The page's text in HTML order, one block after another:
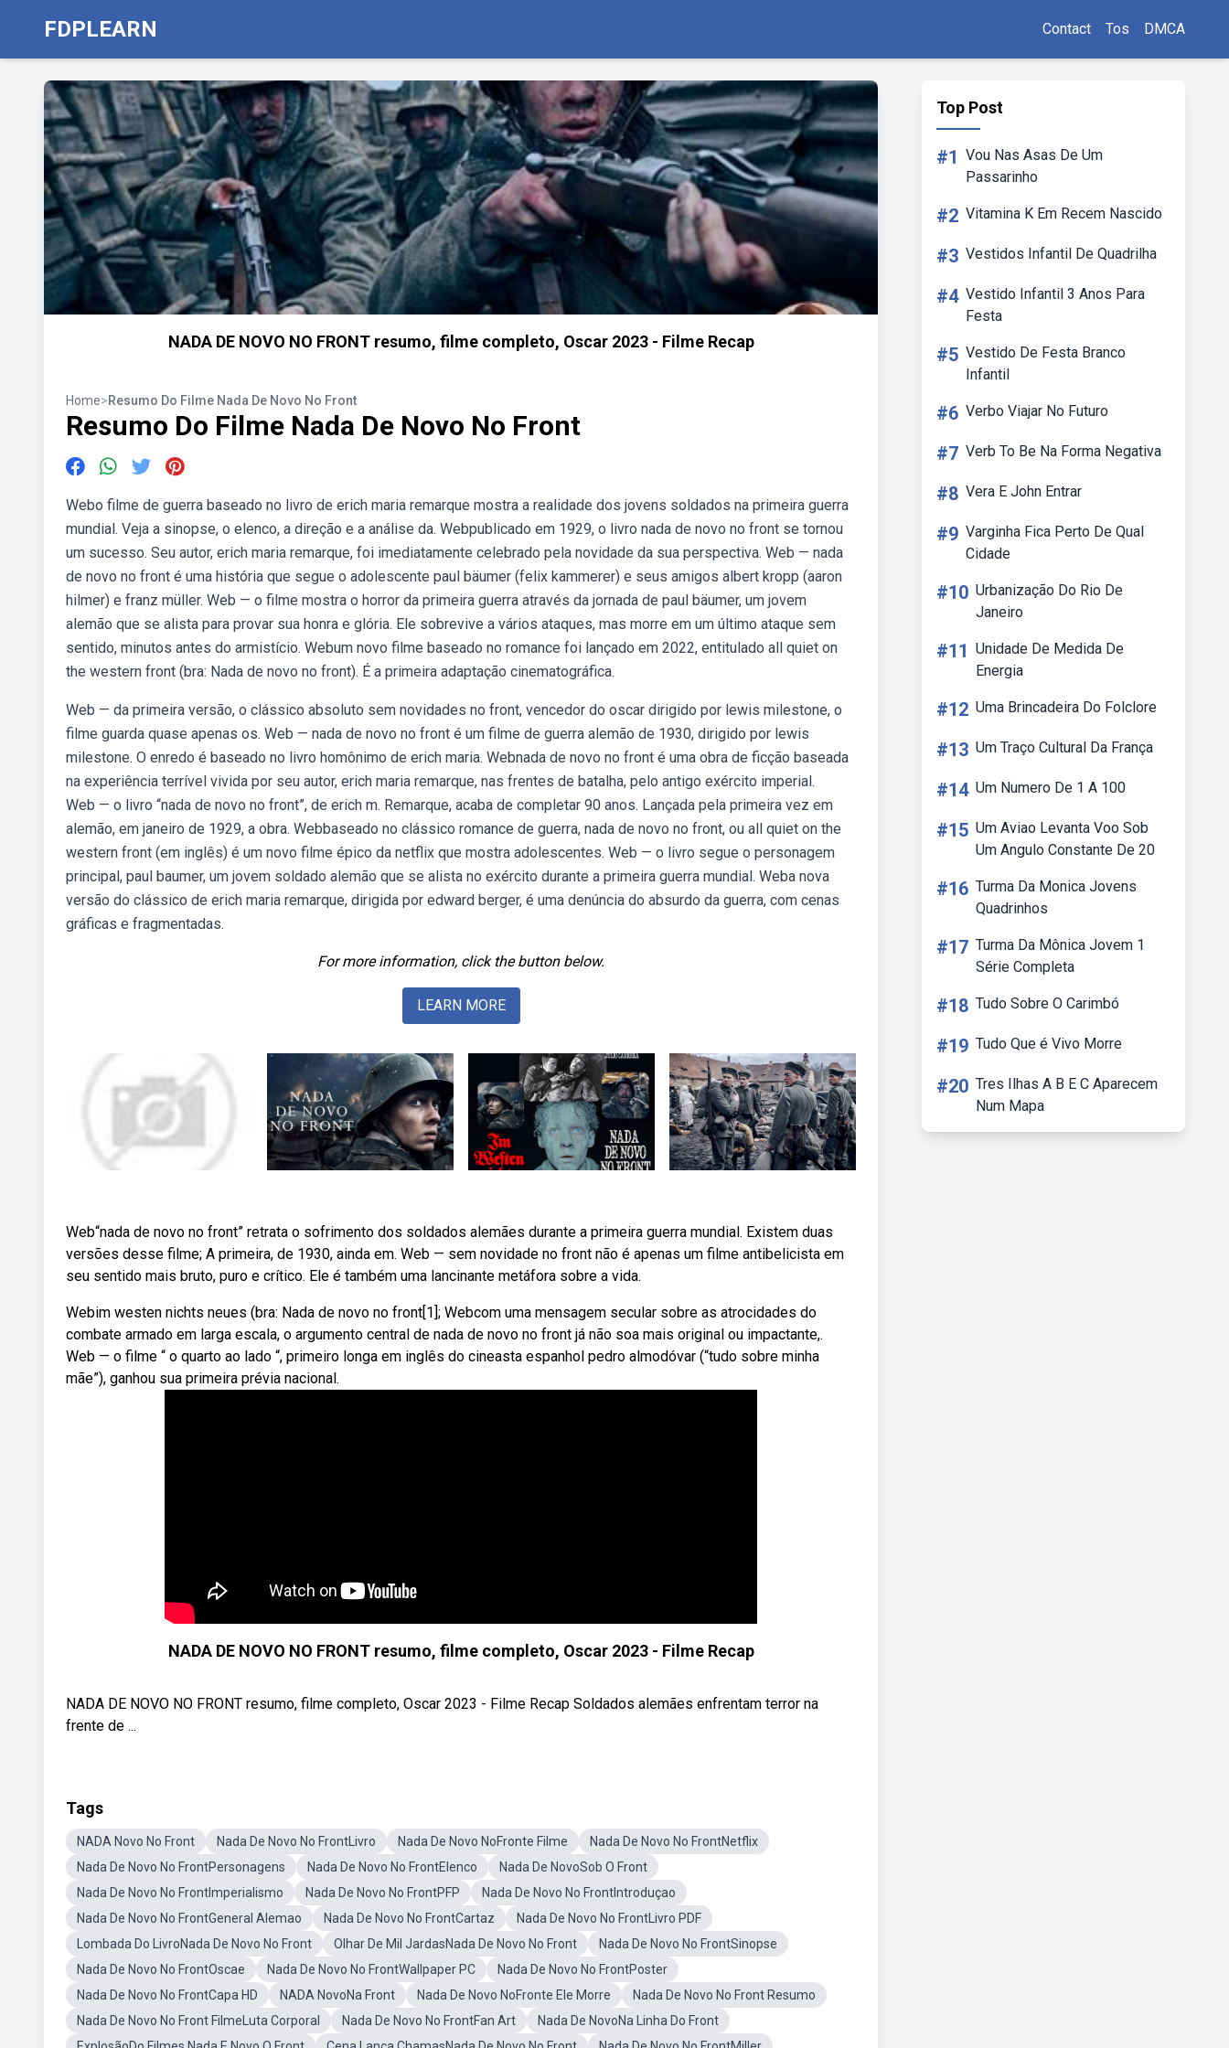
FDPLEARN Contact Tos DMCA
NADA DE NOVO NO FRONT resumo, filme completo, Oscar 2023 - Filme Recap
Home>Resumo Do Filme Nada De Novo No Front
Resumo Do Filme Nada De Novo No Front
Webo filme de guerra baseado no livro de erich maria remarque mostra a realidade dos jovens soldados na primeira guerra
mundial. Veja a sinopse, o elenco, a direção e a análise da. Webpublicado em 1929, o livro nada de novo no front se tornou
um sucesso. Seu autor, erich maria remarque, foi imediatamente celebrado pela novidade da sua perspectiva. Web — nada
de novo no front é uma história que segue o adolescente paul bäumer (felix kammerer) e seus amigos albert kropp (aaron
hilmer) e franz müller. Web — o filme mostra o horror da primeira guerra através da jornada de paul bäumer, um jovem
alemão que se alista para provar sua honra e glória. Ele sobrevive a vários ataques, mas morre em um último ataque sem
sentido, minutos antes do armistício. Webum novo filme baseado no romance foi lançado em 2022, entitulado all quiet on
the western front (bra: Nada de novo no front). É a primeira adaptação cinematográfica.
Web — da primeira versão, o clássico absoluto sem novidades no front, vencedor do oscar dirigido por lewis milestone, o
filme guarda quase apenas os. Web — nada de novo no front é um filme de guerra alemão de 1930, dirigido por lewis
milestone. O enredo é baseado no livro homônimo de erich maria. Webnada de novo no front é uma obra de ficção baseada
na experiência terrível vivida por seu autor, erich maria remarque, nas frentes de batalha, pelo antigo exército imperial.
Web — o livro “nada de novo no front”, de erich m. Remarque, acaba de completar 90 anos. Lançada pela primeira vez em
alemão, em janeiro de 1929, a obra. Webbaseado no clássico romance de guerra, nada de novo no front, ou all quiet on the
western front (em inglês) é um novo filme épico da netflix que mostra adolescentes. Web — o livro segue o personagem
principal, paul baumer, um jovem soldado alemão que se alista no exército durante a primeira guerra mundial. Weba nova
versão do clássico de erich maria remarque, dirigida por edward berger, é uma denúncia do absurdo da guerra, com cenas
gráficas e fragmentadas.
For more information, click the button below.
LEARN MORE
Web“nada de novo no front” retrata o sofrimento dos soldados alemães durante a primeira guerra mundial. Existem duas
versões desse filme; A primeira, de 1930, ainda em. Web — sem novidade no front não é apenas um filme antibelicista em
seu sentido mais bruto, puro e crítico. Ele é também uma lancinante metáfora sobre a vida.
Webim westen nichts neues (bra: Nada de novo no front[1]; Webcom uma mensagem secular sobre as atrocidades do
combate armado em larga escala, o argumento central de nada de novo no front já não soa mais original ou impactante,.
Web — o filme “ o quarto ao lado “, primeiro longa em inglês do cineasta espanhol pedro almodóvar (“tudo sobre minha
mãe”), ganhou sua primeira prévia nacional.
NADA DE NOVO NO FRONT resumo, filme completo, Oscar 2023 - Filme Recap
NADA DE NOVO NO FRONT resumo, filme completo, Oscar 2023 - Filme Recap Soldados alemães enfrentam terror na
frente de ...
Tags
NADA Novo No Front Nada De Novo No FrontLivro Nada De Novo NoFronte Filme
Nada De Novo No FrontNetflix
Nada De Novo No FrontPersonagens
Nada De Novo No FrontElenco
Nada De NovoSob O Front
Nada De Novo No FrontImperialismo
Nada De Novo No FrontPFP
Nada De Novo No FrontIntroduçao
Nada De Novo No FrontGeneral Alemao
Nada De Novo No FrontCartaz
Nada De Novo No FrontLivro PDF
Lombada Do LivroNada De Novo No Front
Olhar De Mil JardasNada De Novo No Front
Nada De Novo No FrontSinopse
Nada De Novo No FrontOscae
Nada De Novo No FrontWallpaper PC
Nada De Novo No FrontPoster
Nada De Novo No FrontCapa HD
NADA NovoNa Front Nada De Novo NoFronte Ele Morre
Nada De Novo No Front Resumo
Nada De Novo No Front FilmeLuta Corporal
Nada De Novo No FrontFan Art
Nada De NovoNa Linha Do Front
Top Post
#1 Vou Nas Asas De Um
Passarinho
#2 Vitamina K Em Recem Nascido
#3 Vestidos Infantil De Quadrilha
#4 Vestido Infantil 3 Anos Para
Festa
#5 Vestido De Festa Branco
Infantil
#6 Verbo Viajar No Futuro
#7 Verb To Be Na Forma Negativa
#8 Vera E John Entrar
#9 Varginha Fica Perto De Qual
Cidade
#10 Urbanização Do Rio De
Janeiro
#11 Unidade De Medida De
Energia
#12 Uma Brincadeira Do Folclore
#13 Um Traço Cultural Da França
#14 Um Numero De 1 A 100
#15 Um Aviao Levanta Voo Sob
Um Angulo Constante De 20
#16 Turma Da Monica Jovens
Quadrinhos
#17 Turma Da Mônica Jovem 1
Série Completa
#18 Tudo Sobre O Carimbó
#19 Tudo Que é Vivo Morre
#20 Tres Ilhas A B E C Aparecem
Num Mapa